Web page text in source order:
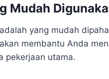
Mudah
yang mudah
membantu Anda
pekerjaan utama.